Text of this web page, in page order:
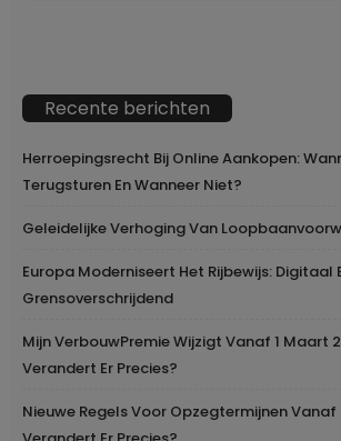
Recente berichten
Herroepingsrecht Bij Online Aankopen:
Terugsturen En Wanneer Niet?
Geleidelijke Verhoging Van
Europa Moderniseert Het Rijbewijs: Digitaal
Grensoverschrijdend
Mijn VerbouwPremie Wijzigt Vanaf 1 Maart
Verandert Er Precies?
Nieuwe Regels Voor Opzegtermijnen Vanaf